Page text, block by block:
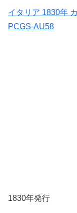
イタリア 1830年
PCGS-AU58
1830年発行